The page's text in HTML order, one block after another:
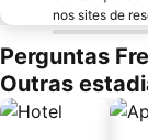
nos sites de
Perguntas
Outras